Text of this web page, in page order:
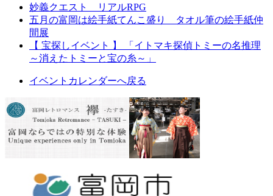
妙義クエスト リアルRPG
五月の富岡は絵手紙てんこ盛り タオル筆の絵手紙仲
間展
【 宝探しイベント 】 「イトマキ探偵トミーの名推理
～消えたトミーと宝の糸～」
イベントカレンダーへ戻る